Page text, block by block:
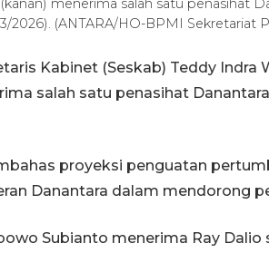
menerima salah satu penasihat
2026). (ANTARA/HO-BPMI Sekretariat
Kabinet (Seskab) Teddy Indra
salah satu penasihat
proyeksi penguatan
Danantara dalam mendorong
Subianto menerima Ray Dalio